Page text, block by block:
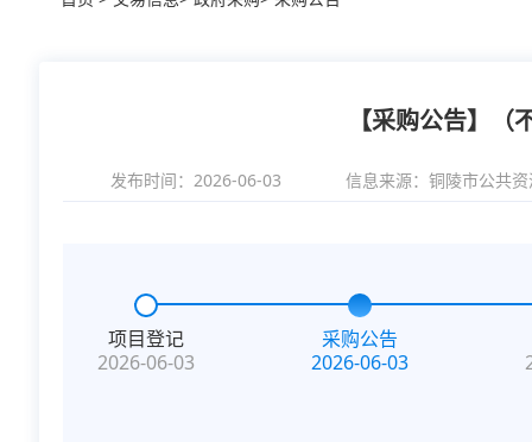
【采购公告】
发布时间：2026-06-03 信息来源： 铜陵市公共
项目登记
2026-06-03
采购公告
2026-06-03